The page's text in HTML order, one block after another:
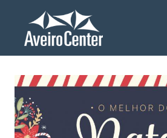
content